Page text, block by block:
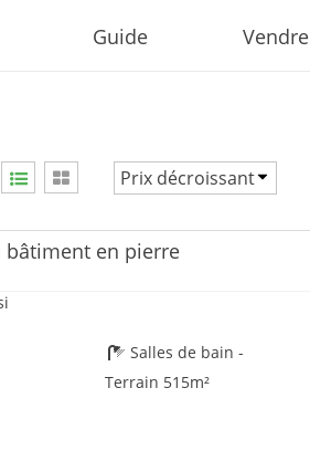
Guide Vendre
Prix décroissant
Prix décroissant
bâtiment en pierre
Salles de bain -
Terrain 515m²